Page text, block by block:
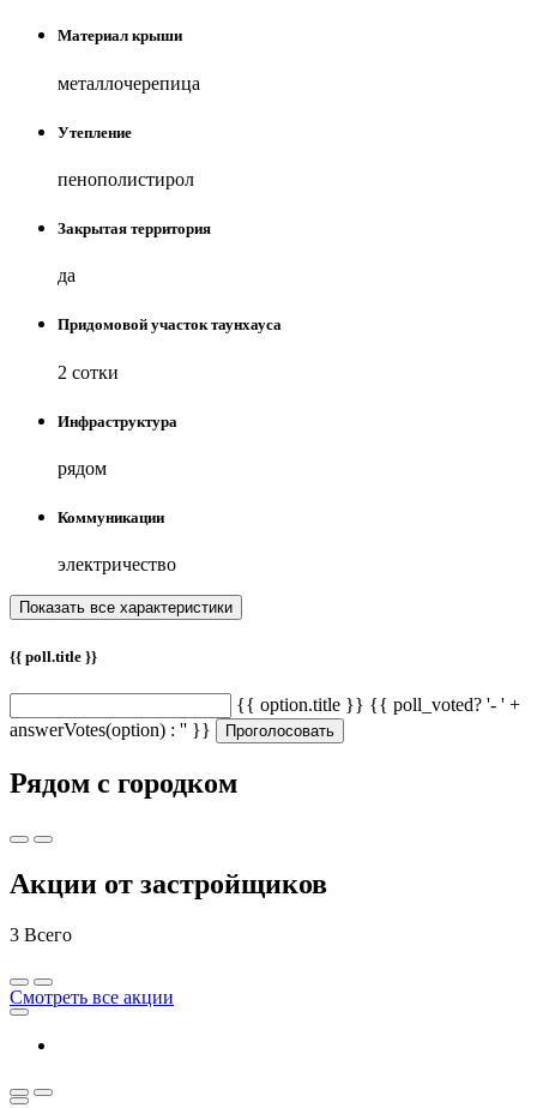
Материал крыши
металлочерепица
Утепление
пенополистирол
Закрытая территория
да
Придомовой участок таунхауса
2 сотки
Инфраструктура
рядом
Коммуникации
электричество
{{ poll.title }}
{{ option.title }} {{ poll_voted? '- ' +
answerVotes(option) : '' }}
Проголосовать
Рядом с городком
Акции от застройщиков
3 Всего
Смотреть все акции